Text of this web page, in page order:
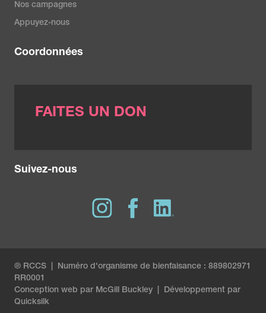
Nos campagnes
Appuyez-nous
Coordonnées
FAITES UN DON
Suivez-nous
® RCCS | Numéro d'organisme de bienfaisance : 889802971
RR0001
Conception web par McGill Buckley
Développement par
Quicksilk